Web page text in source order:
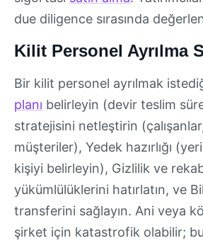
due diligence sırasında
Kilit Personel Ayrılma
Bir kilit personel ayrılmak
planı belirleyin (devir teslim
stratejisini netleştirin (çalışanlar,
müşteriler), Yedek hazırlığı
kişiyi belirleyin), Gizlilik ve
yükümlülüklerini hatırlatın, ve
transferini sağlayın. Ani veya
şirket için katastrofik olabilir;